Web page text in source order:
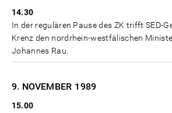
14.30
In der regulären Pause des ZK trifft SED-
Krenz den nordrhein-westfälischen
Johannes Rau.
9. NOVEMBER 1989
15.00